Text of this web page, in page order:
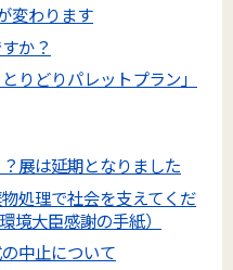
変わります
か？
りどりパレットプラン」
展は延期となりました
処理で社会を支えてくだ
境大臣感謝の手紙）
中止について